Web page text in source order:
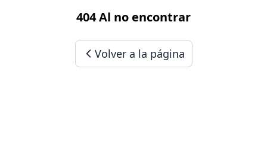
404 Al no encontrar
Volver a la página